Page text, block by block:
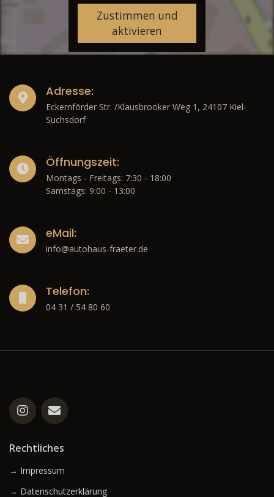
Zustimmen und
aktivieren
Adresse:
Eckernförder Str. /Klausbrooker Weg 1, 24107 Kiel-
Suchsdorf
Öffnungszeit:
Montags - Freitags: 7:30 - 18:00
Samstags: 9:00 - 13:00
eMail:
info@autohaus-fraeter.de
Telefon:
04 31 / 54 80 60
Rechtliches
→ Impressum
→ Datenschutzerklärung